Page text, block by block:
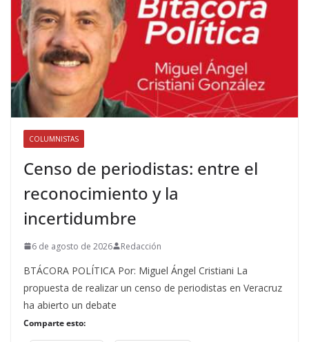
COLUMNISTAS
Censo de periodistas: entre el
reconocimiento y la
incertidumbre
6 de agosto de 2026 Redacción
BTÁCORA POLÍTICA Por: Miguel Ángel Cristiani La
propuesta de realizar un censo de periodistas en Veracruz
ha abierto un debate
Comparte esto: